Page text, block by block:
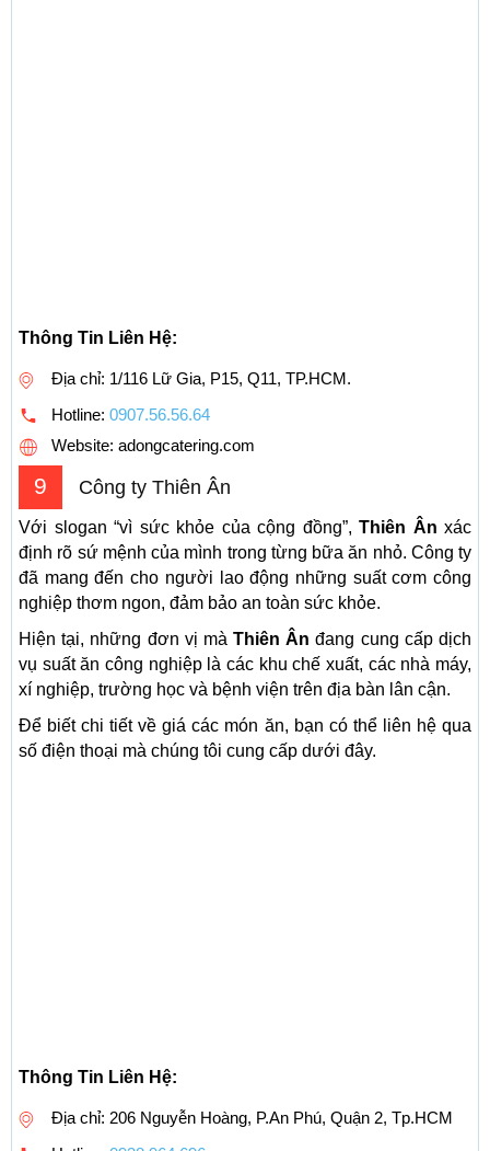
Thông Tin Liên Hệ:
Địa chỉ: 1/116 Lữ Gia, P15, Q11, TP.HCM.
Hotline: 0907.56.56.64
Website: adongcatering.com
9 Công ty Thiên Ân
Với slogan “vì sức khỏe của cộng đồng”, Thiên Ân xác
định rõ sứ mệnh của mình trong từng bữa ăn nhỏ. Công ty
đã mang đến cho người lao động những suất cơm công
nghiệp thơm ngon, đảm bảo an toàn sức khỏe.
Hiện tại, những đơn vị màThiên Ân đang cung cấp dịch
vụ suất ăn công nghiệp là các khu chế xuất, các nhà máy,
xí nghiệp, trường học và bệnh viện trên địa bàn lân cận.
Để biết chi tiết về giá các món ăn, bạn có thể liên hệ qua
số điện thoại mà chúng tôi cung cấp dưới đây.
Thông Tin Liên Hệ:
Địa chỉ: 206 Nguyễn Hoàng, P.An Phú, Quận 2, Tp.HCM